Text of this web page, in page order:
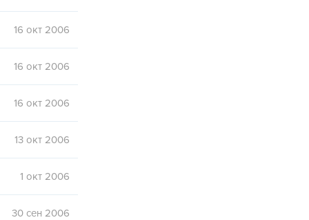
16 окт 2006
16 окт 2006
16 окт 2006
13 окт 2006
1 окт 2006
30 сен 2006